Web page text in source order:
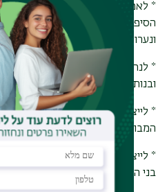
* לאפשר לנוער מרקעים שונים
הסיפור שלהם/ן, את הדילמות
ונערות בשכבות שונות בחברה
* לנרמל את הלבטים והרצונות
ובנות הנוער לבין קבוצת הגילאים
* לייצר פלטפורמה להזדהות וקרבה
המבוגרים/ות.
* לייצר תודעה שתאפשר העלאת
בני הנוער.